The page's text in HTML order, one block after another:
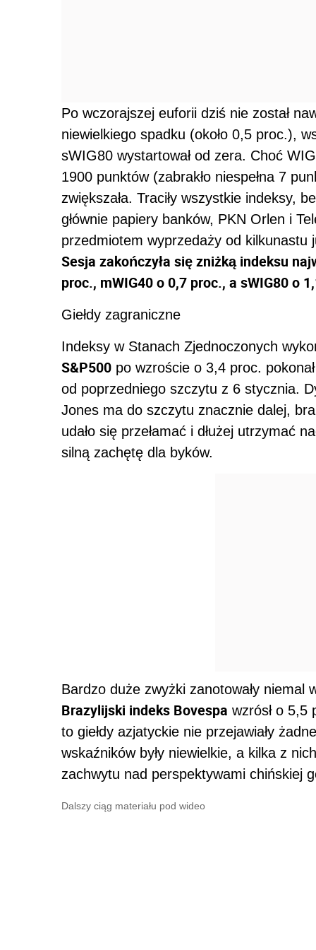
Po wczorajszej euforii dziś nie został
niewielkiego spadku (około 0,5 proc.),
sWIG80 wystartował od zera. Choć
1900 punktów (zabrakło niespełna 7
zwiększała. Traciły wszystkie indeksy,
głównie papiery banków, PKN Orlen i
przedmiotem wyprzedaży od
Sesja zakończyła się zniżką indeksu
proc., mWIG40 o 0,7 proc., a sWIG80 o
Giełdy zagraniczne
Indeksy w Stanach Zjednoczonych
S&P500 po wzroście o 3,4 proc.
od poprzedniego szczytu z 6 stycznia.
Jones ma do szczytu znacznie dalej,
udało się przełamać i dłużej utrzymać
silną zachętę dla byków.
Bardzo duże zwyżki zanotowały niemal
Brazylijski indeks Bovespa wzrósł o
to giełdy azjatyckie nie przejawiały
wskaźników były niewielkie, a kilka z
zachwytu nad perspektywami chińskiej
Dalszy ciąg materiału pod wideo